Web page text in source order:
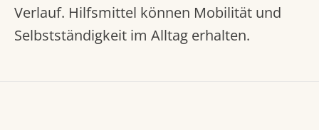
Verlauf. Hilfsmittel können Mobilität und
Selbstständigkeit im Alltag erhalten.